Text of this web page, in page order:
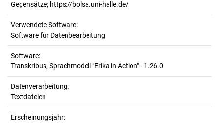
Gegensätze; https://bolsa.uni-halle.de/
Verwendete Software:
Software für Datenbearbeitung
Software:
Transkribus, Sprachmodell "Erika in Action" - 1.26.0
Datenverarbeitung:
Textdateien
Erscheinungsjahr: